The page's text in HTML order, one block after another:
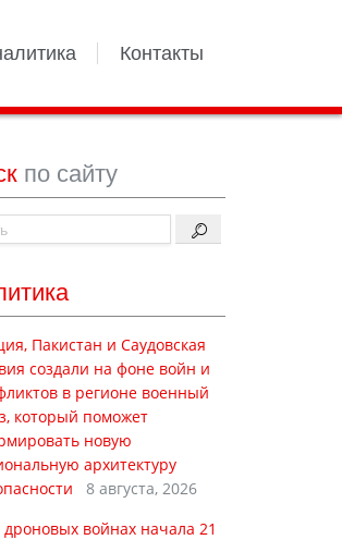
Контакты
по сайту
Пакистан и Саудовская
создали на фоне войн и
в регионе военный
который поможет
новую
архитектуру
8 августа, 2026
войнах начала 21